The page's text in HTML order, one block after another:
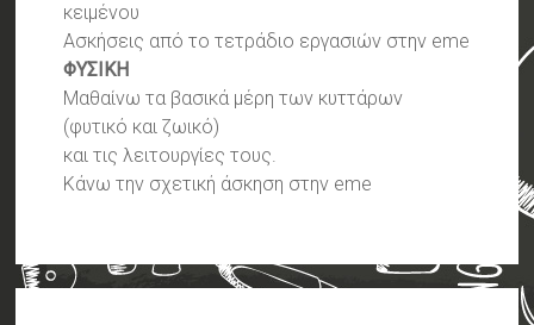
κειμένου
Ασκήσεις από το τετράδιο εργασιών στην eme
ΦΥΣΙΚΗ
Μαθαίνω τα βασικά μέρη των κυττάρων
(φυτικό και ζωικό)
και τις λειτουργίες τους.
Κάνω την σχετική άσκηση στην eme